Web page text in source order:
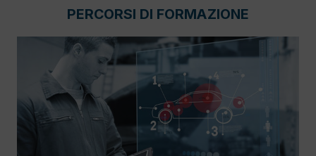
PERCORSI DI FORMAZIONE